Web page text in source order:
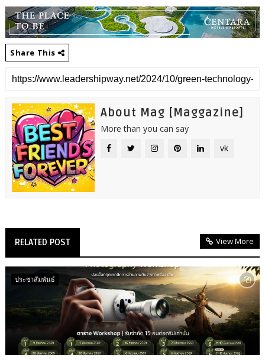
Share This
About Mag [Maggazine]
More than you can say
vk
RELATED POST View More
ประชาสัมพันธ์